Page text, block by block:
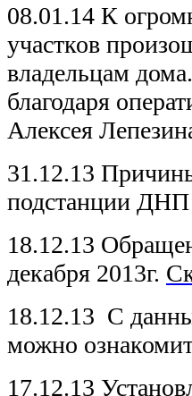
08.01.14 К
участков
владельцам
благодаря
Алексея
31.12.13
подстанции
18.12.13
декабря 2013г.
18.12.13 С
можно
17.12.13